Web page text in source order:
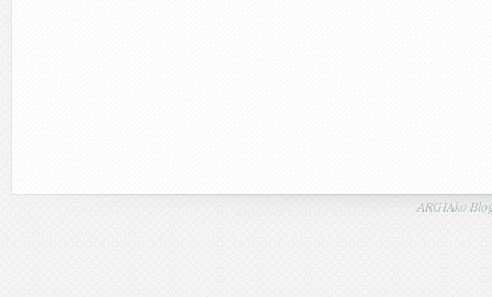
ARGIAko